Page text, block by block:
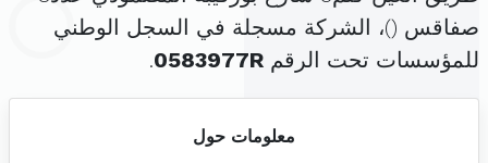
صفاقس ()، الشركة مسجلة في السجل الوطني
للمؤسسات تحت الرقم 0583977R
.
معلومات حول